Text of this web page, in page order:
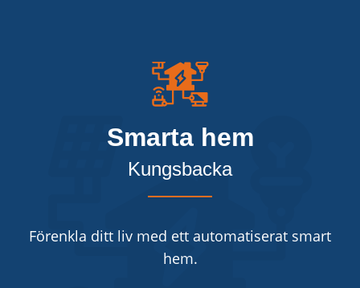
Smarta hem
Kungsbacka
Förenkla ditt liv med ett automatiserat smart
hem.